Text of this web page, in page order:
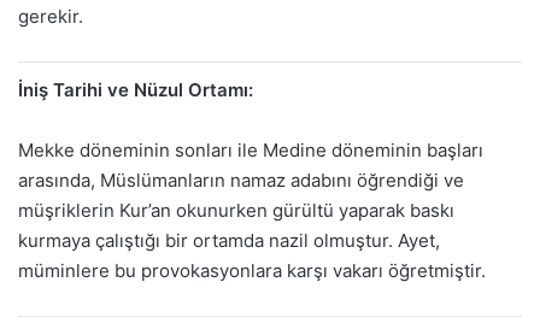
gerekir.
İniş Tarihi ve Nüzul Ortamı:
Mekke döneminin sonları ile Medine döneminin başları
arasında, Müslümanların namaz adabını öğrendiği ve
müşriklerin Kur’an okunurken gürültü yaparak baskı
kurmaya çalıştığı bir ortamda nazil olmuştur. Ayet,
müminlere bu provokasyonlara karşı vakarı öğretmiştir.